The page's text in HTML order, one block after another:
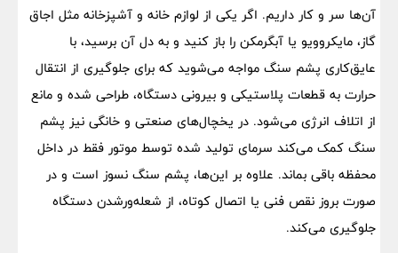
آن‌ها سر و کار داریم. اگر یکی از لوازم خانه و آشپزخانه مثل اجاق
گاز، مایکروویو یا آبگرمکن را باز کنید و به دل آن برسید، با
عایق‌کاری پشم سنگ مواجه می‌شوید که برای جلوگیری از انتقال
حرارت به قطعات پلاستیکی و بیرونی دستگاه، طراحی شده و مانع
از اتلاف انرژی می‌شود. در یخچال‌های صنعتی و خانگی نیز پشم
سنگ کمک می‌کند سرمای تولید شده توسط موتور فقط در داخل
محفظه باقی بماند. علاوه بر این‌ها، پشم سنگ نسوز است و در
صورت بروز نقص فنی یا اتصال کوتاه، از شعله‌ورشدن دستگاه
جلوگیری می‌کند.